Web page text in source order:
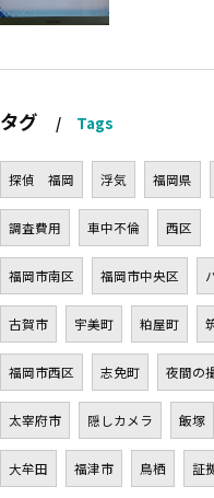
タグ Tags
探偵 福岡 浮気 福岡県
調査費用 車中不倫 西区
福岡市南区 福岡市中央区
古賀市 宇美町 粕屋町
福岡市西区 志免町 夜間の
太宰府市 隠しカメラ 飯塚
大牟田 福津市 鳥栖 証